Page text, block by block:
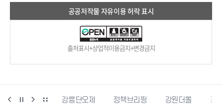
공공저작물 자유이용 허락 표시
출처표시+상업적이용금지+변경금지
강릉생태관광 강릉단오제 정책브리핑 강원더몰 강